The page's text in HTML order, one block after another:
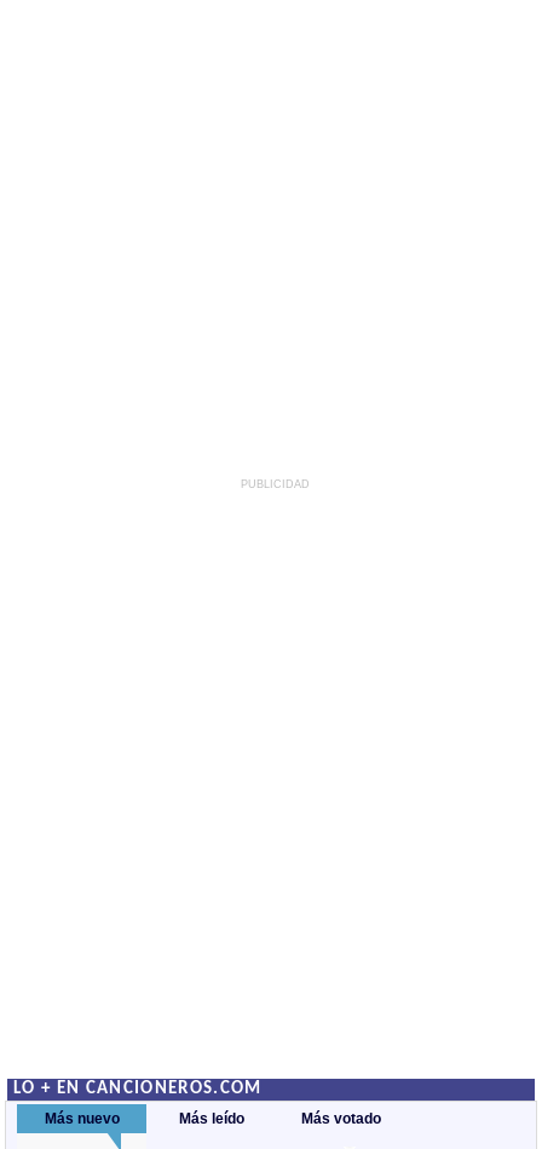
PUBLICIDAD
LO + EN CANCIONEROS.COM
Más nuevo Más leído Más votado